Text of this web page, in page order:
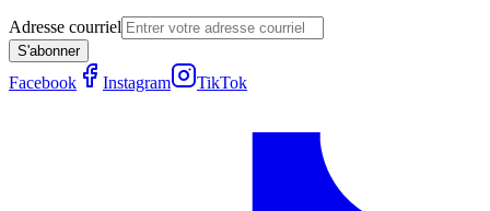
Adresse courriel
S'abonner
Facebook Instagram TikTok